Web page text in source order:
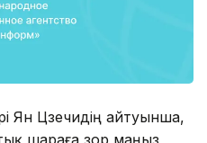
Ян Цзечидің айтуынша,
шараға зор маңыз